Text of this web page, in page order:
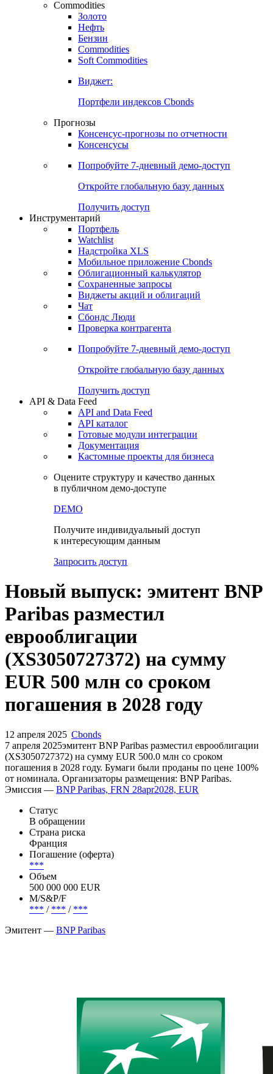
Commodities
Золото
Нефть
Бензин
Commodities
Soft Commodities
Виджет:
Портфели индексов Cbonds
Прогнозы
Консенсус-прогнозы по отчетности
Консенсусы
Попробуйте 7-дневный демо-доступ
Откройте глобальную базу данных
Получить доступ
Инструментарий
Портфель
Watchlist
Надстройка XLS
Мобильное приложение Cbonds
Облигационный калькулятор
Сохраненные запросы
Виджеты акций и облигаций
Чат
Сбондс Люди
Проверка контрагента
Попробуйте 7-дневный демо-доступ
Откройте глобальную базу данных
Получить доступ
API & Data Feed
API and Data Feed
API каталог
Готовые модули интеграции
Документация
Кастомные проекты для бизнеса
Оцените структуру и качество данных
в публичном демо-доступе
DEMO
Получите индивидуальный доступ
к интересующим данным
Запросить доступ
Новый выпуск: эмитент BNP
Paribas разместил
еврооблигации
(XS3050727372) на сумму
EUR 500 млн со сроком
погашения в 2028 году
12 апреля 2025 Cbonds
7 апреля 2025эмитент BNP Paribas разместил еврооблигации
(XS3050727372) на сумму EUR 500.0 млн со сроком
погашения в 2028 году. Бумаги были проданы по цене 100%
от номинала. Организаторы размещения: BNP Paribas.
Эмиссия — BNP Paribas, FRN 28apr2028, EUR
Статус
В обращении
Страна риска
Франция
Погашение (оферта)
***
Объем
500 000 000 EUR
М/S&P/F
*** / *** / ***
Эмитент — BNP Paribas